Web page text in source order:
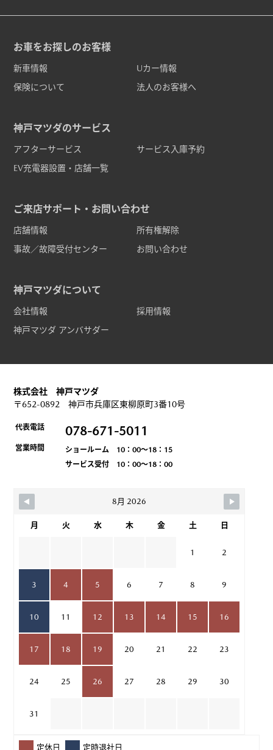
お車をお探しのお客様
新車情報
Uカー情報
保険について
法人のお客様へ
神戸マツダのサービス
アフターサービス
サービス入庫予約
EV充電器設置・店舗一覧
ご来店サポート・お問い合わせ
店舗情報
所有権解除
事故／故障受付センター
お問い合わせ
神戸マツダについて
会社情報
採用情報
神戸マツダ アンバサダー
株式会社 神戸マツダ
〒652-0892 神戸市兵庫区東柳原町3番10号
代表電話 078-671-5011
営業時間
ショールーム 10：00～18：15
サービス受付 10：00～18：00
8月 2026
月 火 水 木 金 土 日
1 2
3 4 5 6 7 8 9
10 11 12 13 14 15 16
17 18 19 20 21 22 23
24 25 26 27 28 29 30
31
定休日 定時退社日